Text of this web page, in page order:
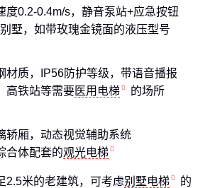
度0.2-0.4m/s，静音泵站+应急按钮
墅，如带玫瑰金镜面的液压型号
材质，IP56防护等级，带语音播报
高铁站等需要医用电梯
的场所
轿厢，动态视觉辅助系统
合体配套的观光电梯
2.5米的老建筑，可考虑别墅电梯
的